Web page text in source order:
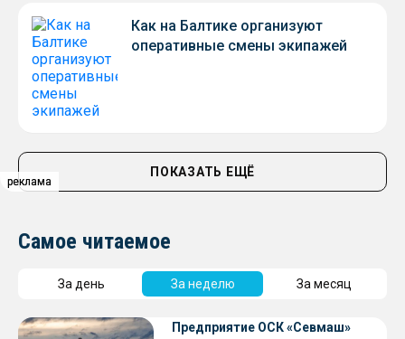
реклама
реклама
реклама
Как на Балтике организуют
оперативные смены экипажей
ПОКАЗАТЬ ЕЩЁ
Самое читаемое
За день За неделю За месяц
Предприятие ОСК «Севмаш»